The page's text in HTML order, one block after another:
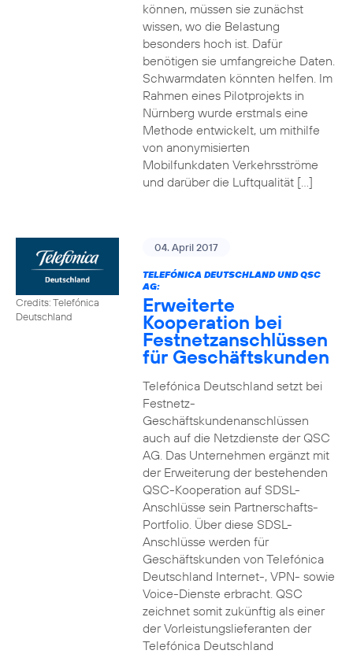
können, müssen sie zunächst
wissen, wo die Belastung
besonders hoch ist. Dafür
benötigen sie umfangreiche Daten.
Schwarmdaten könnten helfen. Im
Rahmen eines Pilotprojekts in
Nürnberg wurde erstmals eine
Methode entwickelt, um mithilfe
von anonymisierten
Mobilfunkdaten Verkehrsströme
und darüber die Luftqualität […]
Credits: Telefónica
Deutschland
04. April 2017
TELEFÓNICA DEUTSCHLAND UND QSC
AG:
Erweiterte
Kooperation bei
Festnetzanschlüssen
für Geschäftskunden
Telefónica Deutschland setzt bei
Festnetz-
Geschäftskundenanschlüssen
auch auf die Netzdienste der QSC
AG. Das Unternehmen ergänzt mit
der Erweiterung der bestehenden
QSC-Kooperation auf SDSL-
Anschlüsse sein Partnerschafts-
Portfolio. Über diese SDSL-
Anschlüsse werden für
Geschäftskunden von Telefónica
Deutschland Internet-, VPN- sowie
Voice-Dienste erbracht. QSC
zeichnet somit zukünftig als einer
der Vorleistungslieferanten der
Telefónica Deutschland